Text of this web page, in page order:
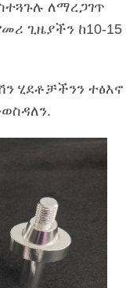
ለማረጋገጥ
ጊዜያችን ከ10-15
ሂደቶቻችንን ተፅእኖ